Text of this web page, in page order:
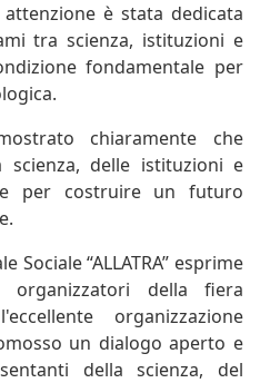
è stata dedicata
tra scienza, istituzioni e
fondamentale per
chiaramente che
delle istituzioni e
per costruire un futuro
“ALLATRA” esprime
della fiera
organizzazione
un dialogo aperto e
della scienza, del